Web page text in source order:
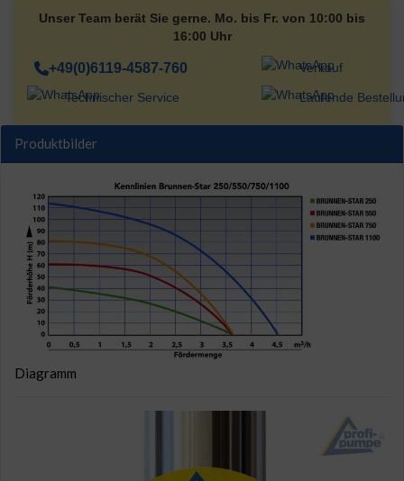
Unser Team berät Sie gerne. Mo. bis Fr. von 10:00 bis
16:00 Uhr
+49(0)6119-4587-760 Verkauf
Technischer Service Laufende
Produktbilder
Diagramm